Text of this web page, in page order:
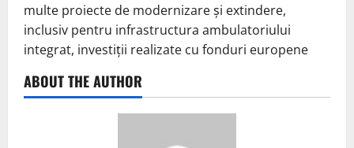
multe proiecte de modernizare și extindere,
inclusiv pentru infrastructura ambulatoriului
integrat, investiții realizate cu fonduri europene
ABOUT THE AUTHOR